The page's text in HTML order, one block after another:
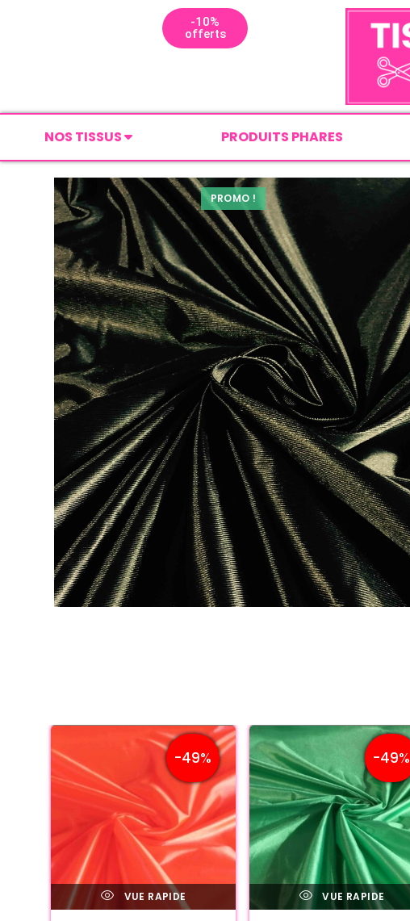
-10%
offerts
NOS TISSUS PRODUITS PHARES
PROMO !
-49%
VUE RAPIDE
-49%
VUE RAPIDE